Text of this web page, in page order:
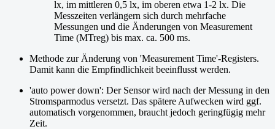
lx, im mittleren 0,5 lx, im oberen etwa 1-2 lx. Die
Messzeiten verlängern sich durch mehrfache
Messungen und die Änderungen von Measurement
Time (MTreg) bis max. ca. 500 ms.
Methode zur Änderung von 'Measurement Time'-Registers.
Damit kann die Empfindlichkeit beeinflusst werden.
'auto power down': Der Sensor wird nach der Messung in den
Stromsparmodus versetzt. Das spätere Aufwecken wird ggf.
automatisch vorgenommen, braucht jedoch geringfügig mehr
Zeit.